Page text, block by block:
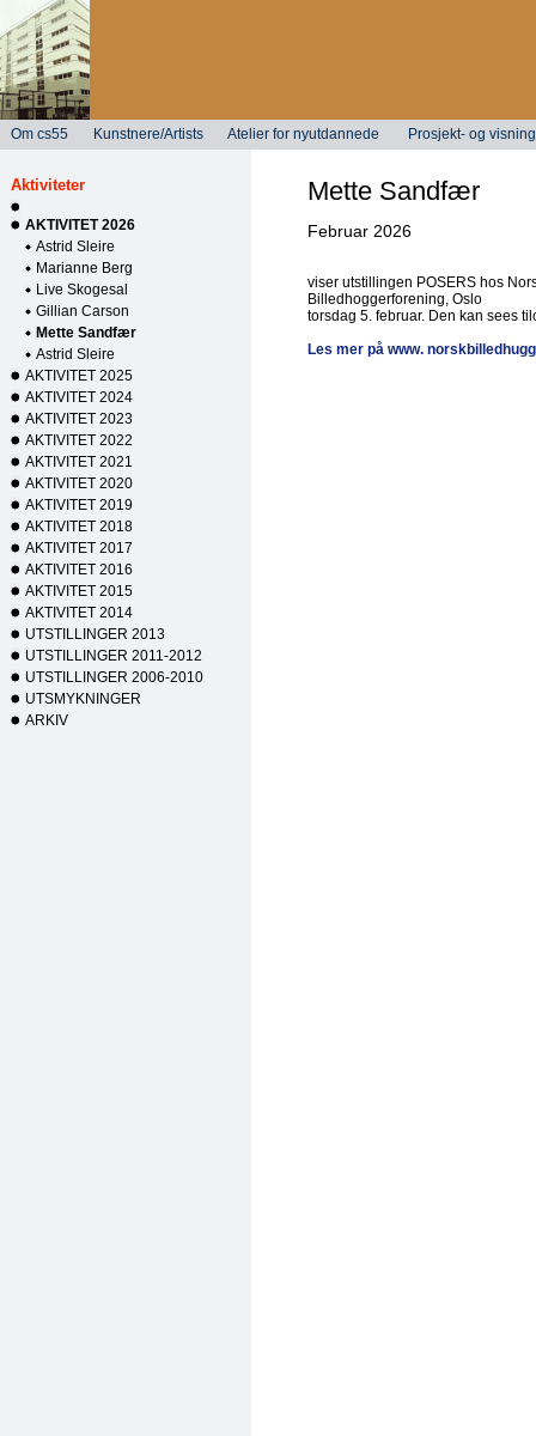
Om cs55 Kunstnere/Artists Atelier for nyutdannede Prosjekt- og
Aktiviteter
AKTIVITET 2026
Astrid Sleire
Marianne Berg
Live Skogesal
Gillian Carson
Mette Sandfær
Astrid Sleire
AKTIVITET 2025
AKTIVITET 2024
AKTIVITET 2023
AKTIVITET 2022
AKTIVITET 2021
AKTIVITET 2020
AKTIVITET 2019
AKTIVITET 2018
AKTIVITET 2017
AKTIVITET 2016
AKTIVITET 2015
AKTIVITET 2014
UTSTILLINGER 2013
UTSTILLINGER 2011-2012
UTSTILLINGER 2006-2010
UTSMYKNINGER
ARKIV
Mette Sandfær
Februar 2026
viser utstillingen POSERS hos
Billedhoggerforening, Oslo
torsdag 5. februar. Den kan sees
Les mer på www.